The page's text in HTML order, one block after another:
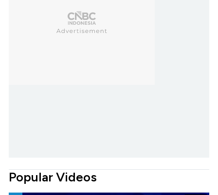
Popular Videos